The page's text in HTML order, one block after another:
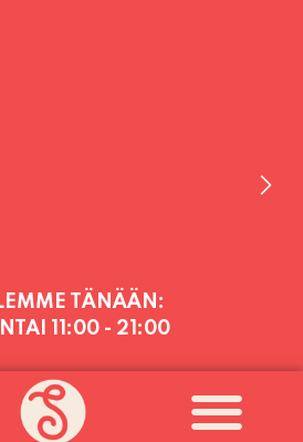
TÄNÄÄN:
11:00 - 21:00
PÄIVITTÄIN (MA-SU
16.8.
JÄLKEEN OLEMME